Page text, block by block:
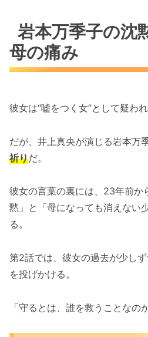
岩本万季子の沈
母の痛み
彼女は“嘘をつく女”として疑われ
だが、井上真央が演じる岩本万
祈りだ。
彼女の言葉の裏には、23年前か
黙」と「母になっても消えない
る。
第2話では、彼女の過去が少し
を投げかける。
「守るとは、誰を救うことなの